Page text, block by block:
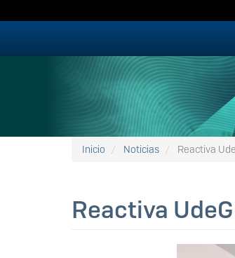
al
Inicio Noticias Reactiva
Reactiva